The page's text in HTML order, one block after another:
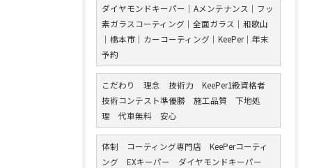
ダイヤモンドキーパー｜Aメンテナンス｜フッ
素ガラスコーティング｜全面ガラス｜和歌山
｜橋本市｜カーコーティング｜KeePer｜年末
予約
こだわり 理念 技術力 KeePer1級資格者
技術コンテスト準優勝 施工品質 下地処
理 代車無料 安心
体制 コーティング専門店 KeePerコーティ
ング EXキーパー ダイヤモンドキーパー